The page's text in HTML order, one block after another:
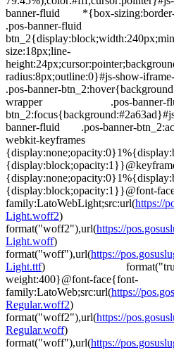
banner-fluid *{box-sizing:border-
.pos-banner-
size:18px;line-
radius:8px;outline:0}#js-show-
.pos-banner-
wrapper .pos-
banner-fluid .pos-banner-
webkit-keyframes
{display:block;opacity:1}}@font-
family:LatoWebLight;src:url(https://
Light.woff2)
format("woff2"),url(https://
Light.woff)
format("woff"),url(https://
Light.ttf)
weight:400}@font-face{font-
family:LatoWeb;src:url(https://
Regular.woff2)
format("woff2"),url(https://
Regular.woff)
format("woff"),url(https://